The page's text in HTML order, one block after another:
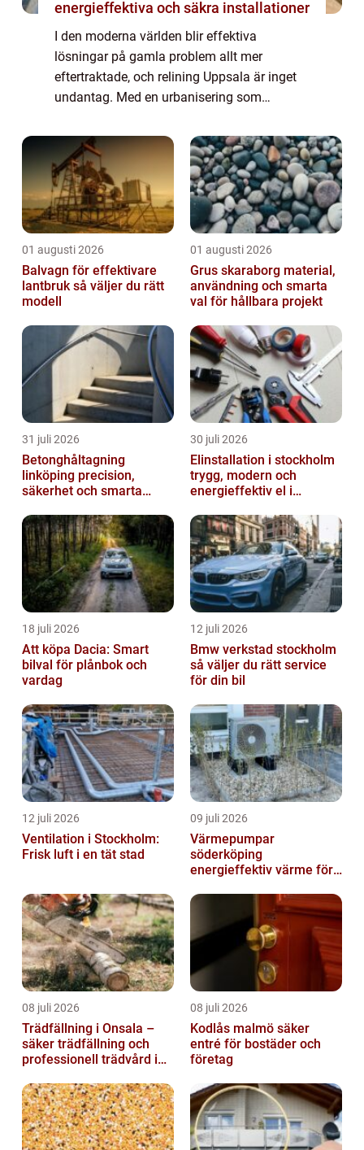
energieffektiva och säkra installationer
I den moderna världen blir effektiva
lösningar på gamla problem allt mer
eftertraktade, och relining Uppsala är inget
undantag. Med en urbanisering som
infrastrukturlö...
01 augusti 2026
Balvagn för effektivare
lantbruk så väljer du rätt
modell
01 augusti 2026
Grus skaraborg material,
användning och smarta
val för hållbara projekt
31 juli 2026
Betonghåltagning
linköping precision,
säkerhet och smarta
30 juli 2026
Elinstallation i stockholm
trygg, modern och
energieffektiv el i
18 juli 2026
Att köpa Dacia: Smart
bilval för plånbok och
vardag
12 juli 2026
Bmw verkstad stockholm
så väljer du rätt service
för din bil
12 juli 2026
Ventilation i Stockholm:
Frisk luft i en tät stad
09 juli 2026
Värmepumpar
söderköping
energieffektiv värme för
08 juli 2026
Trädfällning i Onsala –
säker trädfällning och
professionell trädvård i
08 juli 2026
Kodlås malmö säker
entré för bostäder och
företag